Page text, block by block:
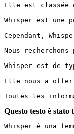
Elle est classée
Whisper est une
Cependant,
Nous
Whisper est de
Elle nous a
Toutes les
Questo testo è
Whisper è una